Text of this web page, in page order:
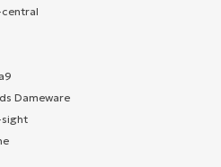
Dameware
sight